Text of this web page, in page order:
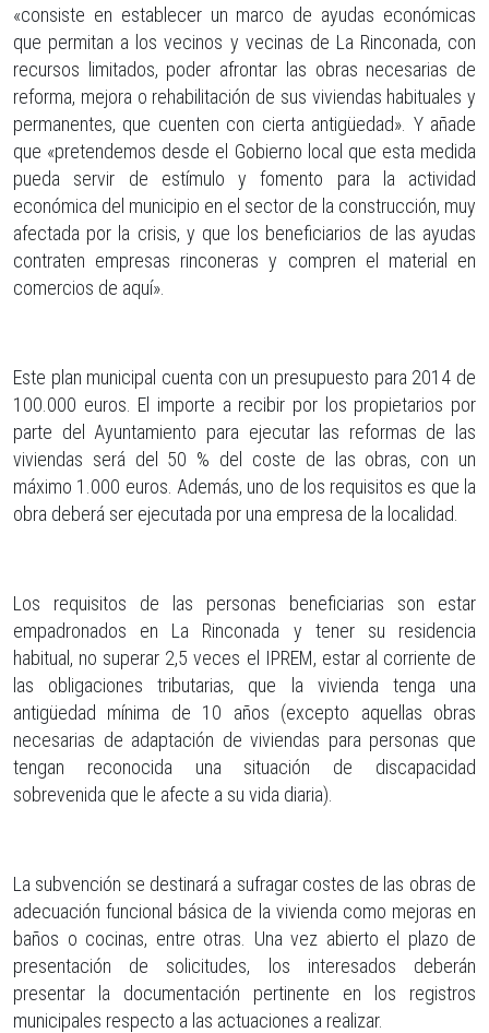
«consiste en establecer un marco de ayudas económicas
que permitan a los vecinos y vecinas de La Rinconada, con
recursos limitados, poder afrontar las obras necesarias de
reforma, mejora o rehabilitación de sus viviendas habituales y
permanentes, que cuenten con cierta antigüedad». Y añade
que «pretendemos desde el Gobierno local que esta medida
pueda servir de estímulo y fomento para la actividad
económica del municipio en el sector de la construcción, muy
afectada por la crisis, y que los beneficiarios de las ayudas
contraten empresas rinconeras y compren el material en
comercios de aquí».
Este plan municipal cuenta con un presupuesto para 2014 de
100.000 euros. El importe a recibir por los propietarios por
parte del Ayuntamiento para ejecutar las reformas de las
viviendas será del 50 % del coste de las obras, con un
máximo 1.000 euros. Además, uno de los requisitos es que la
obra deberá ser ejecutada por una empresa de la localidad.
Los requisitos de las personas beneficiarias son estar
empadronados en La Rinconada y tener su residencia
habitual, no superar 2,5 veces el IPREM, estar al corriente de
las obligaciones tributarias, que la vivienda tenga una
antigüedad mínima de 10 años (excepto aquellas obras
necesarias de adaptación de viviendas para personas que
tengan reconocida una situación de discapacidad
sobrevenida que le afecte a su vida diaria).
La subvención se destinará a sufragar costes de las obras de
adecuación funcional básica de la vivienda como mejoras en
baños o cocinas, entre otras. Una vez abierto el plazo de
presentación de solicitudes, los interesados deberán
presentar la documentación pertinente en los registros
municipales respecto a las actuaciones a realizar.